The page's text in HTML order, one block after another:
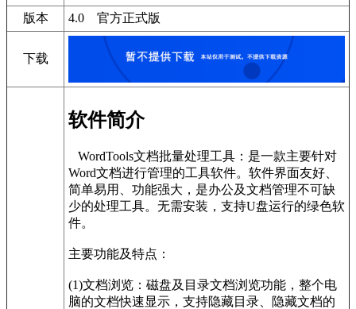
版本
4.0 官方正式版
下载
软件简介
WordTools文档批量处理工具：是一款主要针对
Word文档进行管理的工具软件。软件界面友好、
简单易用、功能强大，是办公及文档管理不可缺
少的处理工具。无需安装，支持U盘运行的绿色软
件。
主要功能及特点：
(1)文档浏览：磁盘及目录文档浏览功能，整个电
脑的文档快速显示，支持隐藏目录、隐藏文档的